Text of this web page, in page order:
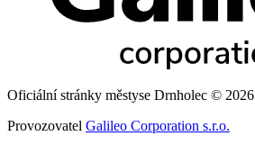
Oficiální stránky městyse Drnholec © 2026
Provozovatel Galileo Corporation s.r.o.